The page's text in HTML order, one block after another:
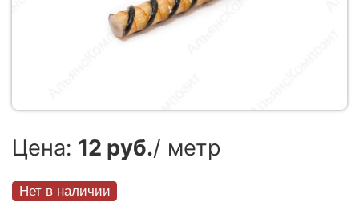
Цена: 12 руб./ метр
Нет в наличии